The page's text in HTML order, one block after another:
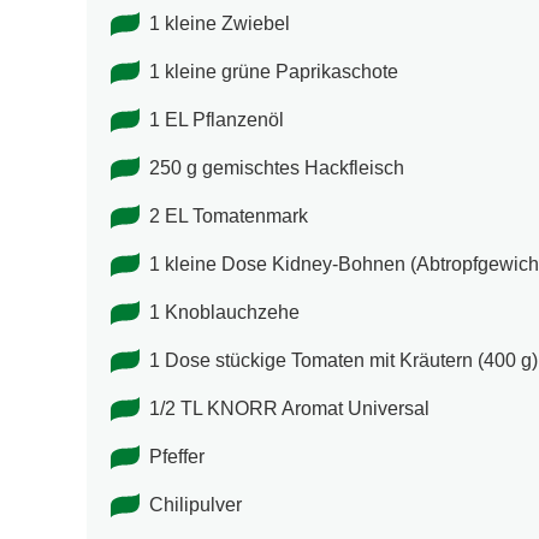
1 kleine Zwiebel
1 kleine grüne Paprikaschote
1 EL Pflanzenöl
250 g gemischtes Hackfleisch
2 EL Tomatenmark
1 kleine Dose Kidney-Bohnen
1 Knoblauchzehe
1 Dose stückige Tomaten mit Kräutern (400 g)
1/2 TL KNORR Aromat Universal
Pfeffer
Chilipulver